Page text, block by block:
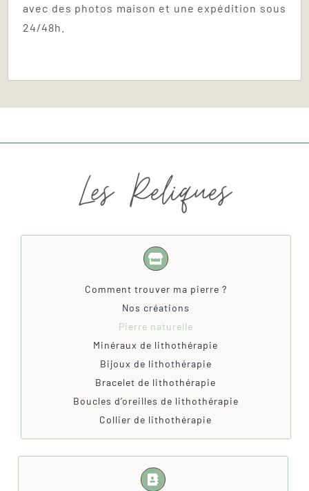
avec des photos maison et une expédition sous
24/48h.
Comment trouver ma pierre ?
Nos créations
Pierre naturelle
Minéraux de lithothérapie
Bijoux de lithothérapie
Bracelet de lithothérapie
Boucles d’oreilles de lithothérapie
Collier de lithothérapie